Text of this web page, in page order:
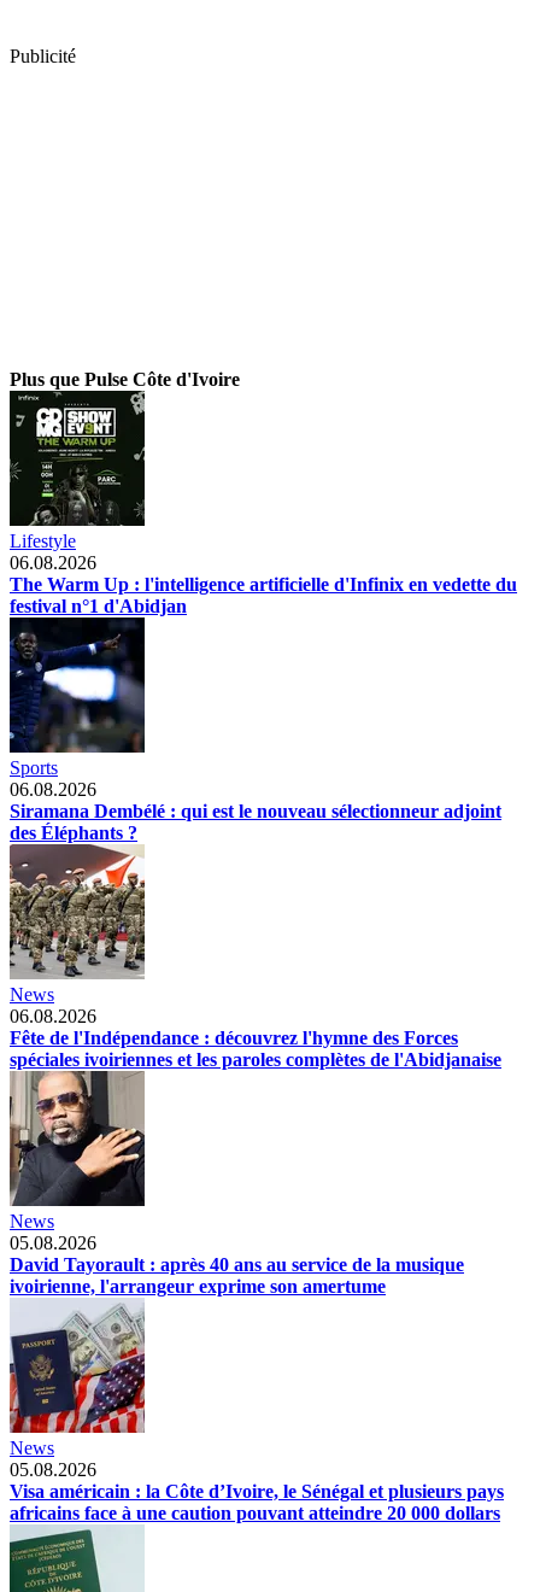
Publicité
Plus que Pulse Côte d'Ivoire
Lifestyle
06.08.2026
The Warm Up : l'intelligence artificielle d'Infinix en vedette du
festival n°1 d'Abidjan
Sports
06.08.2026
Siramana Dembélé : qui est le nouveau sélectionneur adjoint
des Éléphants ?
News
06.08.2026
Fête de l'Indépendance : découvrez l'hymne des Forces
spéciales ivoiriennes et les paroles complètes de l'Abidjanaise
News
05.08.2026
David Tayorault : après 40 ans au service de la musique
ivoirienne, l'arrangeur exprime son amertume
News
05.08.2026
Visa américain : la Côte d’Ivoire, le Sénégal et plusieurs pays
africains face à une caution pouvant atteindre 20 000 dollars